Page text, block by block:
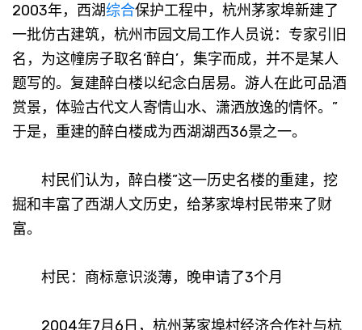
2003年，西湖综合保护工程中，杭州茅家埠新建了
一批仿古建筑，杭州市园文局工作人员说：专家引旧
名，为这幢房子取名‘醉白’，集字而成，并不是某人
题写的。复建醉白楼以纪念白居易。游人在此可品酒
赏景，体验古代文人寄情山水、潇洒放逸的情怀。”
于是，重建的醉白楼成为西湖湖西36景之一。
村民们认为，醉白楼”这一历史名楼的重建，挖
掘和丰富了西湖人文历史，给茅家埠村民带来了财
富。
村民：商标意识淡薄，晚申请了3个月
2004年7月6日，杭州茅家埠村经济合作社与杭